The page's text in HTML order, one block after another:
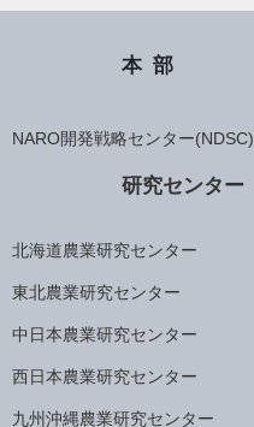
本部
NARO開発戦略センター(NDSC)
研究センター
北海道農業研究センター
東北農業研究センター
中日本農業研究センター
西日本農業研究センター
九州沖縄農業研究センター